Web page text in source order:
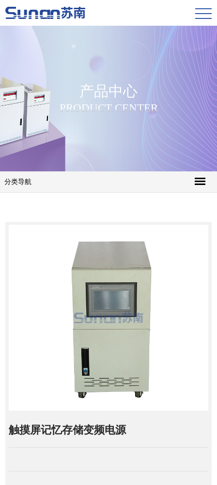
产品中心
PRODUCT CENTER
分类导航
触摸屏记忆存储变频电源